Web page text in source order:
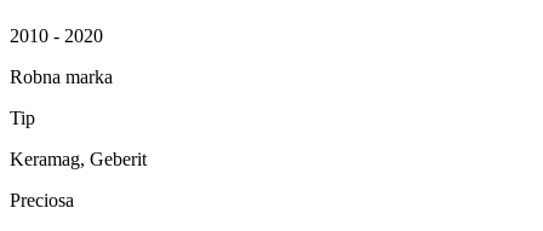
2010 - 2020
Robna marka
Tip
Keramag, Geberit
Preciosa